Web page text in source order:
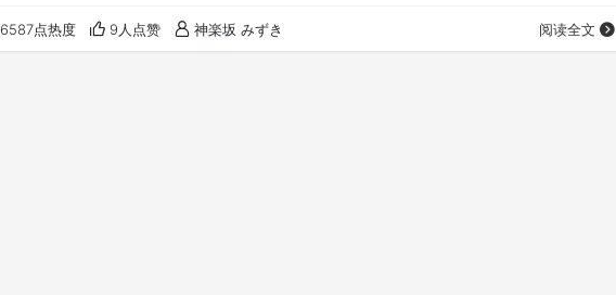
JamboxMini组左右双路： 两边的(播放)(+)(-) 三个键共6个按键一起按住，语
音提示互相配对成功后按住任意一个的+…
6587点热度 9人点赞 神楽坂 みずき 阅读全文